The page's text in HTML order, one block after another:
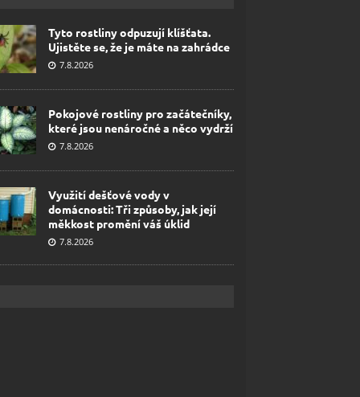
Tyto rostliny odpuzují klíšťata.
Ujistěte se, že je máte na zahrádce
7.8.2026
Pokojové rostliny pro začátečníky,
které jsou nenáročné a něco vydrží
7.8.2026
Využití dešťové vody v
domácnosti: Tři způsoby, jak její
měkkost promění váš úklid
7.8.2026